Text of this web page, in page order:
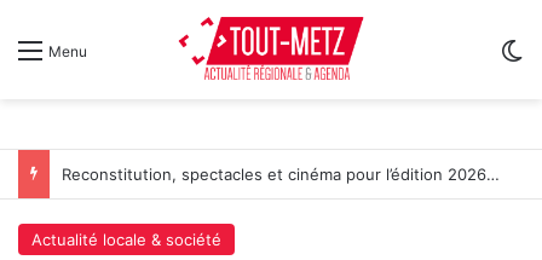
Menu
Reconstitution, spectacles et cinéma pour l’édition 2026 de « Ça tombe comme à Gravelotte »
Actualité locale & société